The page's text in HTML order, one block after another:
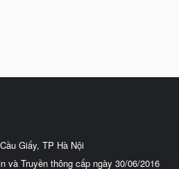
Giấy, TP Hà Nội
và Truyền thông cấp ngày 30/06/2016